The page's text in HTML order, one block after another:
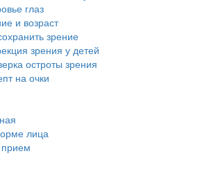
глаз
и возраст
зрение
зрения у детей
остроты зрения
на очки
лица